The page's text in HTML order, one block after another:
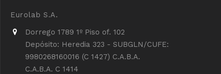
Eurolab S.A.
Dorrego 1789 1º Piso of. 102
Depósito: Heredia 323 - SUBGLN/CUFE:
9980268160016 (C 1427) C.A.B.A.
C.A.B.A. C 1414